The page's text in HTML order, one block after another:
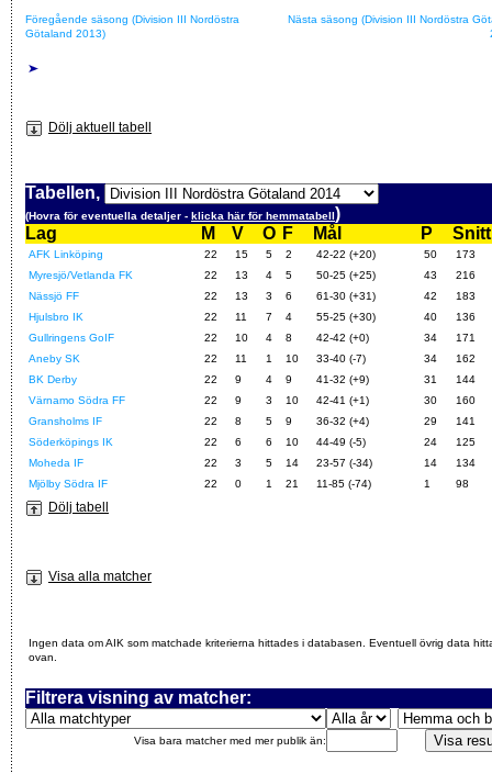
Föregående säsong (Division III Nordöstra
Götaland 2013)
Nästa säsong (Division III Nordöstra
Dölj aktuell tabell
Tabellen,
(Hovra för eventuella detaljer - klicka här för hemmatabell)
Lag
M V O F Mål P Snitt
AFK Linköping 22 15 5 2 42-22 (+20) 50
173
Myresjö/Vetlanda FK
22 13 4 5 50-25 (+25) 43
216
Nässjö FF
22 13 3 6 61-30 (+31) 42
183
Hjulsbro IK
22 11 7 4 55-25 (+30) 40
136
Gullringens GoIF
22 10 4 8 42-42 (+0) 34
171
Aneby SK
22 11 1 10 33-40 (-7) 34
162
BK Derby
22 9 4 9 41-32 (+9) 31
144
Värnamo Södra FF
22 9 3 10 42-41 (+1) 30
160
Gransholms IF
22 8 5 9 36-32 (+4) 29
141
Söderköpings IK
22 6 6 10 44-49 (-5) 24
125
Moheda IF
22 3 5 14 23-57 (-34) 14
134
Mjölby Södra IF
22 0 1 21 11-85 (-74) 1 98
Dölj tabell
Visa alla matcher
Ingen data om AIK som matchade kriterierna hittades i databasen. Eventuell övrig data
ovan.
Filtrera visning av matcher:
Visa bara matcher med mer publik än: